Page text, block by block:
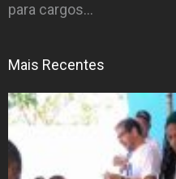
para cargos…
Mais Recentes